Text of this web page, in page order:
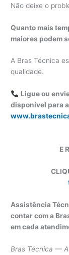
Não deixe o
Quanto mais
maiores podem
A Bras Técnica
qualidade.
Ligue ou
disponível para
E
Assistência
contar com a
em cada
Bras Técnica —